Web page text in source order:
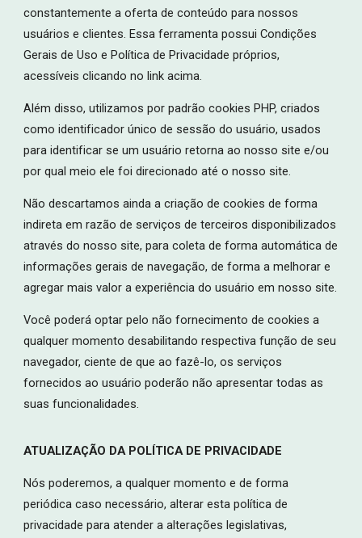
constantemente a oferta de conteúdo para nossos
usuários e clientes. Essa ferramenta possui Condições
Gerais de Uso e Política de Privacidade próprios,
acessíveis clicando no link acima.
Além disso, utilizamos por padrão cookies PHP, criados
como identificador único de sessão do usuário, usados
para identificar se um usuário retorna ao nosso site e/ou
por qual meio ele foi direcionado até o nosso site.
Não descartamos ainda a criação de cookies de forma
indireta em razão de serviços de terceiros disponibilizados
através do nosso site, para coleta de forma automática de
informações gerais de navegação, de forma a melhorar e
agregar mais valor a experiência do usuário em nosso site.
Você poderá optar pelo não fornecimento de cookies a
qualquer momento desabilitando respectiva função de seu
navegador, ciente de que ao fazê-lo, os serviços
fornecidos ao usuário poderão não apresentar todas as
suas funcionalidades.
ATUALIZAÇÃO DA POLÍTICA DE PRIVACIDADE
Nós poderemos, a qualquer momento e de forma
periódica caso necessário, alterar esta política de
privacidade para atender a alterações legislativas,